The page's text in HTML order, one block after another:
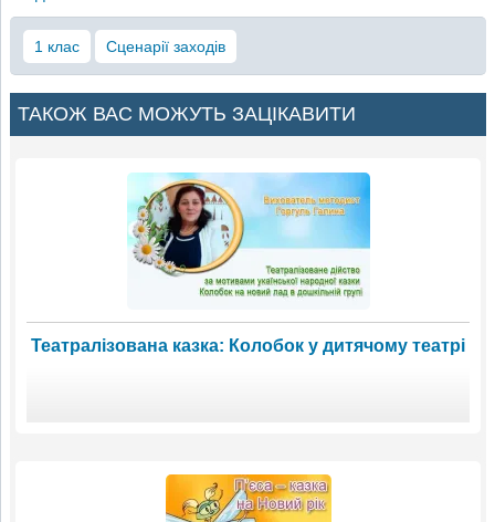
1 клас Сценарії заходів
ТАКОЖ ВАС МОЖУТЬ ЗАЦІКАВИТИ
Театралізована казка: Колобок у дитячому театрі